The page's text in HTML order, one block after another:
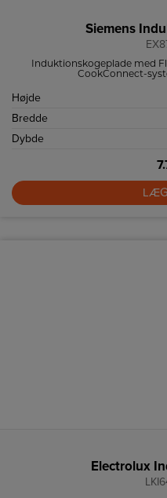
Siemens
Induktionskogeplade med
CookConnect-
Højde
Bredde
Dybde
Electrolux